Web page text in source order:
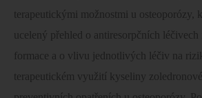
terapeutickými možnostmi u osteoporózy,
ucelený přehled o antiresorpčních
formace a o vlivu jednotlivých léčiv na
terapeutickém využití kyseliny